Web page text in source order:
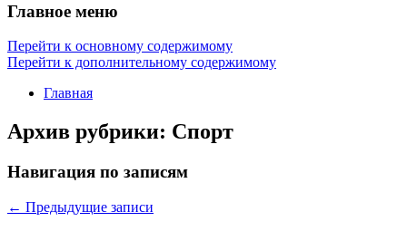
Главное меню
Перейти к основному содержимому
Перейти к дополнительному содержимому
Главная
Архив рубрики: Спорт
Навигация по записям
← Предыдущие записи